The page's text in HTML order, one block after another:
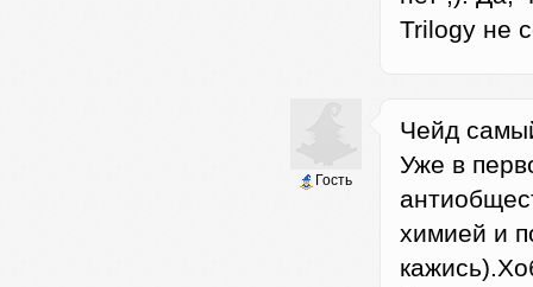
Trilogy не
Гость
Чейд
Уже в
химией и